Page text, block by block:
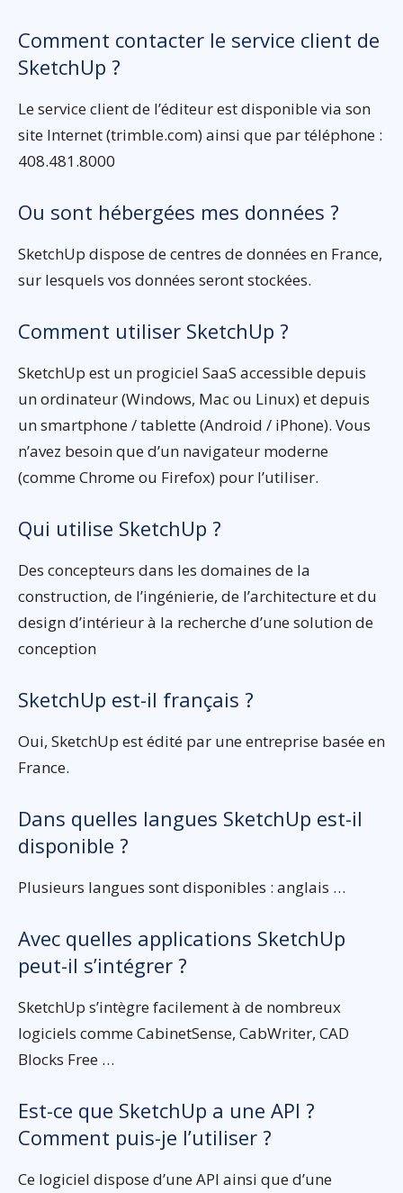
Comment contacter le service client de
SketchUp ?
Le service client de l’éditeur est disponible via son
site Internet (trimble.com) ainsi que par téléphone :
408.481.8000
Ou sont hébergées mes données ?
SketchUp dispose de centres de données en France,
sur lesquels vos données seront stockées.
Comment utiliser SketchUp ?
SketchUp est un progiciel SaaS accessible depuis
un ordinateur (Windows, Mac ou Linux) et depuis
un smartphone / tablette (Android / iPhone). Vous
n’avez besoin que d’un navigateur moderne
(comme Chrome ou Firefox) pour l’utiliser.
Qui utilise SketchUp ?
Des concepteurs dans les domaines de la
construction, de l’ingénierie, de l’architecture et du
design d’intérieur à la recherche d’une solution de
conception
SketchUp est-il français ?
Oui, SketchUp est édité par une entreprise basée en
France.
Dans quelles langues SketchUp est-il
disponible ?
Plusieurs langues sont disponibles : anglais …
Avec quelles applications SketchUp
peut-il s’intégrer ?
SketchUp s’intègre facilement à de nombreux
logiciels comme CabinetSense, CabWriter, CAD
Blocks Free …
Est-ce que SketchUp a une API ?
Comment puis-je l’utiliser ?
Ce logiciel dispose d’une API ainsi que d’une